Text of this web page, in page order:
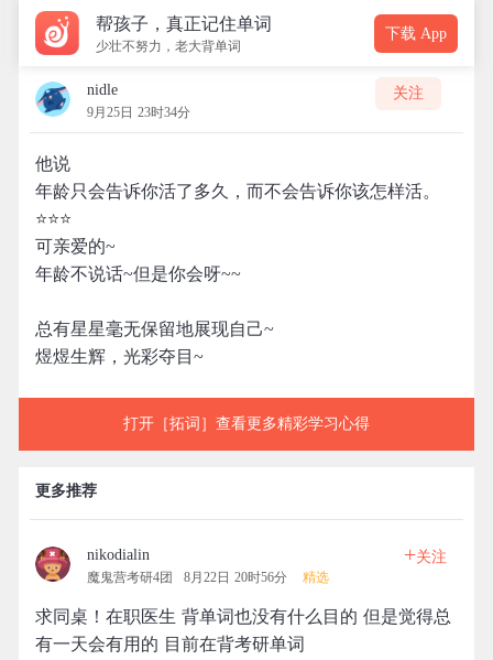
帮孩子，真正记住单词
少壮不努力，老大背单词
下载 App
nidle
9月25日 23时34分
关注
他说
年龄只会告诉你活了多久，而不会告诉你该怎样活。
⭐⭐⭐
可亲爱的~
年龄不说话~但是你会呀~~
总有星星毫无保留地展现自己~
煜煜生辉，光彩夺目~
打开［拓词］查看更多精彩学习心得
更多推荐
nikodialin
魔鬼营考研4团 8月22日 20时56分 精选
+关注
求同桌！在职医生 背单词也没有什么目的 但是觉得总
有一天会有用的 目前在背考研单词